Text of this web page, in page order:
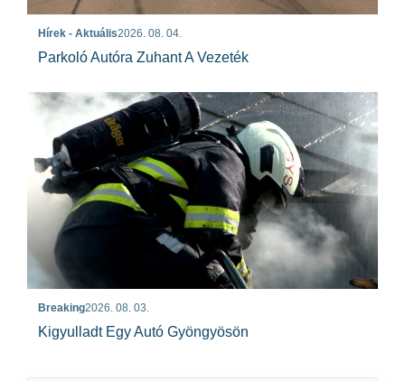
Hírek - Aktuális2026. 08. 04.
Parkoló Autóra Zuhant A Vezeték
Breaking2026. 08. 03.
Kigyulladt Egy Autó Gyöngyösön